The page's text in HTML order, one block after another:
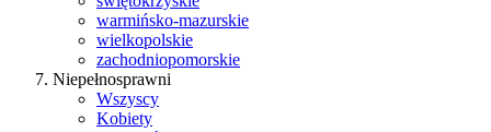
warmińsko-mazurskie
wielkopolskie
zachodniopomorskie
Niepełnosprawni
Wszyscy
Kobiety